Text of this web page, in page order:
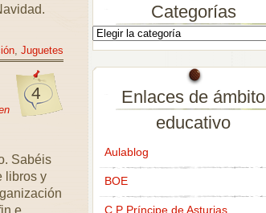
, Juguetes
4
Sabéis
libros y
e
Categorías
Enlaces de ámbito
educativo
Aulablog
BOE
C P Príncipe de Asturias